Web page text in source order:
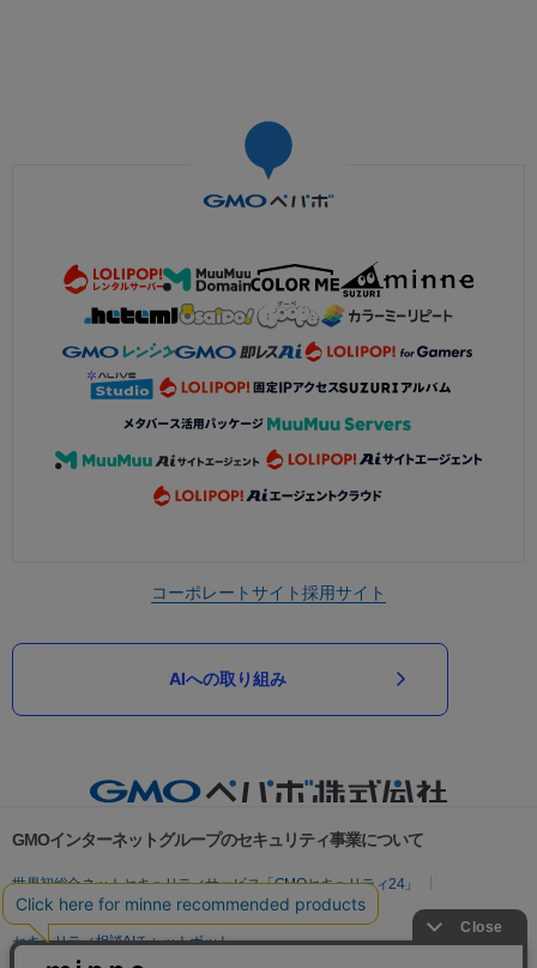
コーポレートサイト採用サイト
AIへの取り組み
GMOインターネットグループのセキュリティ事業について
世界初総合ネットセキュリティサービス「GMOセキュリティ24」
パスワード漏洩診断
Webサイトリスク診断
セキュリティ相談AIチャットボット